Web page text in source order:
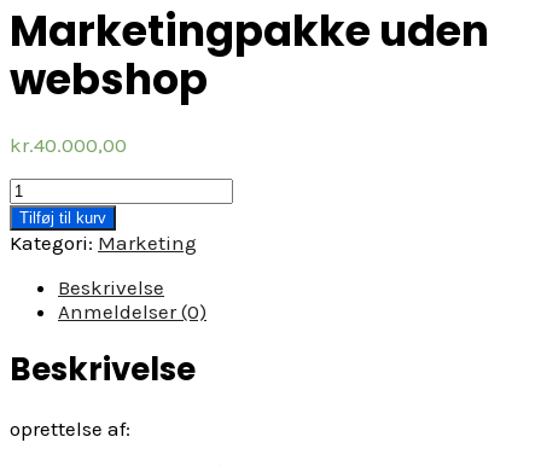
Marketingpakke uden
webshop
kr.40.000,00
Marketingpakke
uden
webshop
antal
Tilføj til kurv
Kategori: Marketing
Beskrivelse
Anmeldelser (0)
Beskrivelse
oprettelse af: